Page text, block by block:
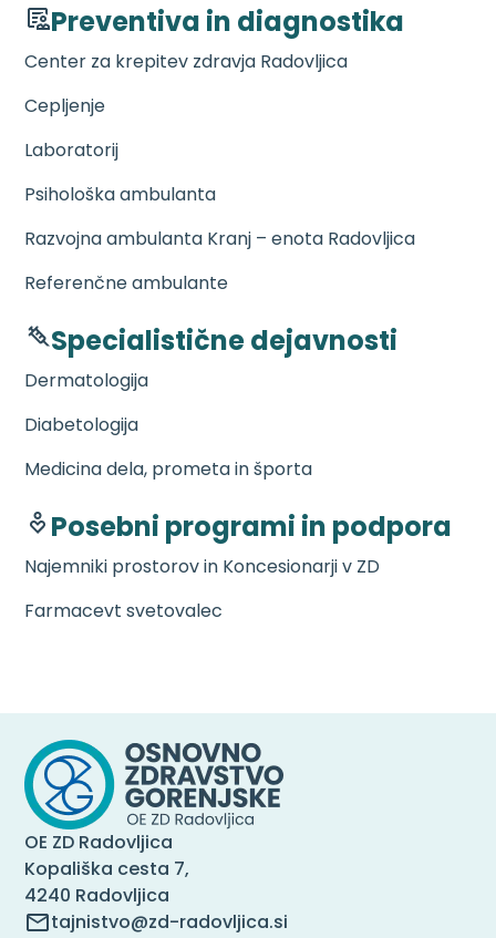
Preventiva in diagnostika
Center za krepitev zdravja Radovljica
Cepljenje
Laboratorij
Psihološka ambulanta
Razvojna ambulanta Kranj – enota Radovljica
Referenčne ambulante
Specialistične dejavnosti
Dermatologija
Diabetologija
Medicina dela, prometa in športa
Posebni programi in podpora
Najemniki prostorov in Koncesionarji v ZD
Farmacevt svetovalec
OE ZD Radovljica
Kopališka cesta 7,
4240 Radovljica
tajnistvo@zd-radovljica.si